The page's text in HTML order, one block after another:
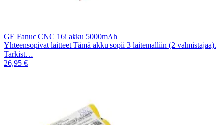
GE Fanuc CNC 16i akku 5000mAh
Yhteensopivat laitteet Tämä akku sopii 3 laitemalliin (2 valmistajaa).
Tarkist…
26,95 €